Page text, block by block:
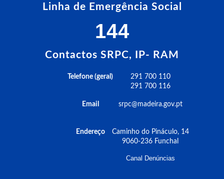
Linha de Emergência Social
144
Contactos SRPC, IP- RAM
Telefone (geral)
Email
Endereço
291 700 110
291 700 116
srpc@madeira.gov.pt
Caminho do Pináculo, 14
9060-236 Funchal
Canal Denúncias